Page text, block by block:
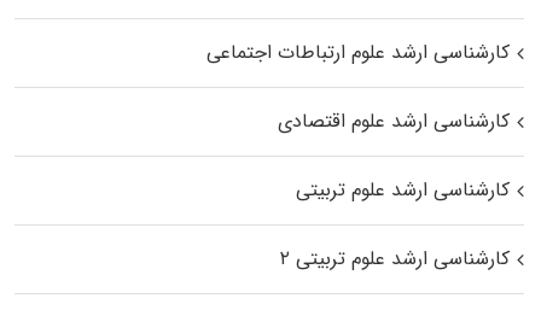
کارشناسی ارشد علوم ارتباطات اجتماعی
کارشناسی ارشد علوم اقتصادی
کارشناسی ارشد علوم تربیتی
کارشناسی ارشد علوم تربیتی ۲